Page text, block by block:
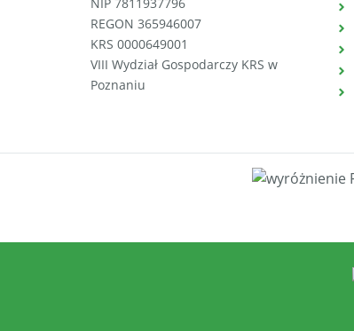
NIP 7811937796
REGON 365946007
KRS 0000649001
VIII Wydział Gospodarczy KRS w
Poznaniu